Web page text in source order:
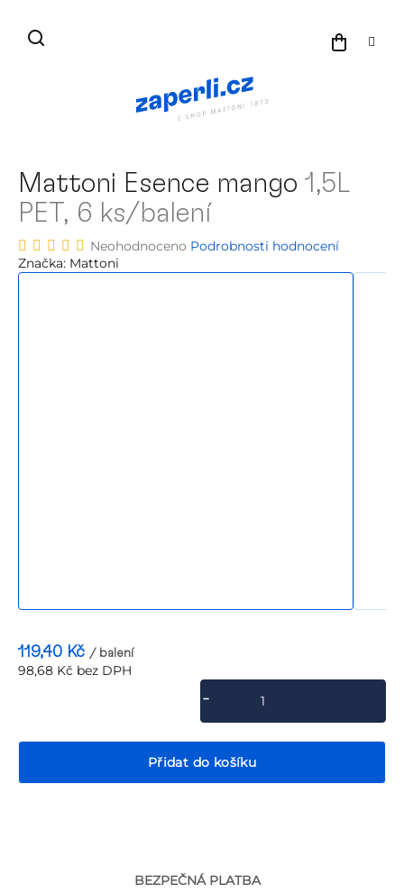
obsah
Mattoni Esence mango 1,5L
PET, 6 ks/balení
Průměrné
hodnocení
Neohodnoceno Podrobnosti hodnocení
Značka: Mattoni
119,40 Kč / balení
98,68 Kč bez DPH
Přidat do košíku
BEZPEČNÁ PLATBA